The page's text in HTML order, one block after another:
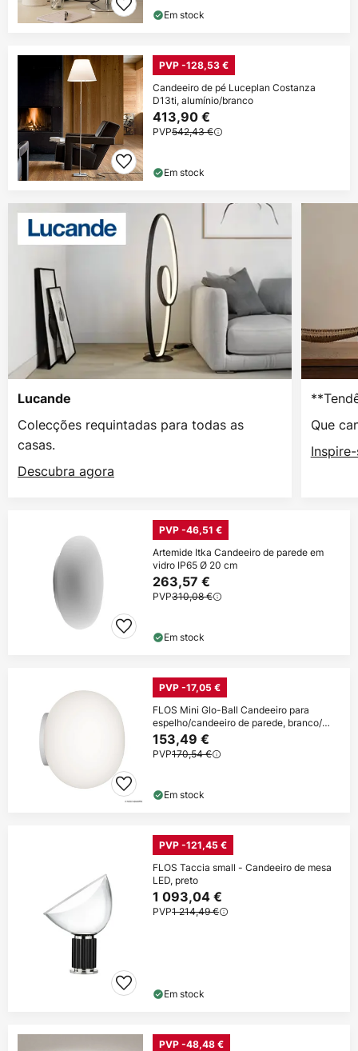
Em stock
PVP -128,53 €
Candeeiro de pé Luceplan Costanza
D13ti, alumínio/branco
413,90 €
PVP542,43 €
Em stock
Lucande
Colecções requintadas para todas as
casas.
Descubra agora
Que
PVP -46,51 €
Artemide Itka Candeeiro de parede em
vidro IP65 Ø 20 cm
263,57 €
PVP310,08 €
Em stock
PVP -17,05 €
FLOS Mini Glo-Ball Candeeiro para
espelho/candeeiro de parede, branco/
ópico
153,49 €
PVP170,54 €
Em stock
PVP -121,45 €
FLOS Taccia small - Candeeiro de mesa
LED, preto
1 093,04 €
PVP1 214,49 €
Em stock
PVP -48,48 €